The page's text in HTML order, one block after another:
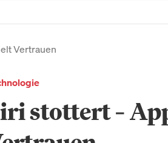
Vertrauen
stottert –